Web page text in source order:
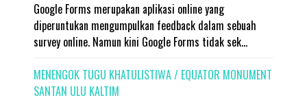
Google Forms merupakan aplikasi online yang
diperuntukan mengumpulkan feedback dalam sebuah
survey online. Namun kini Google Forms tidak sek...
MENENGOK TUGU KHATULISTIWA / EQUATOR MONUMENT
SANTAN ULU KALTIM